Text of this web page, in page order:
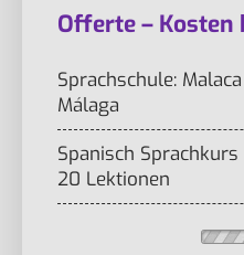
Offerte – Kosten
Sprachschule:
Málaga
Spanisch
20 Lektionen